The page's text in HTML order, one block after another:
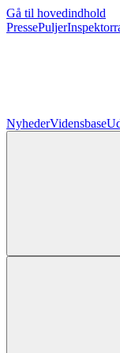
Gå til hovedindhold
PressePuljer
NyhederVidensbase